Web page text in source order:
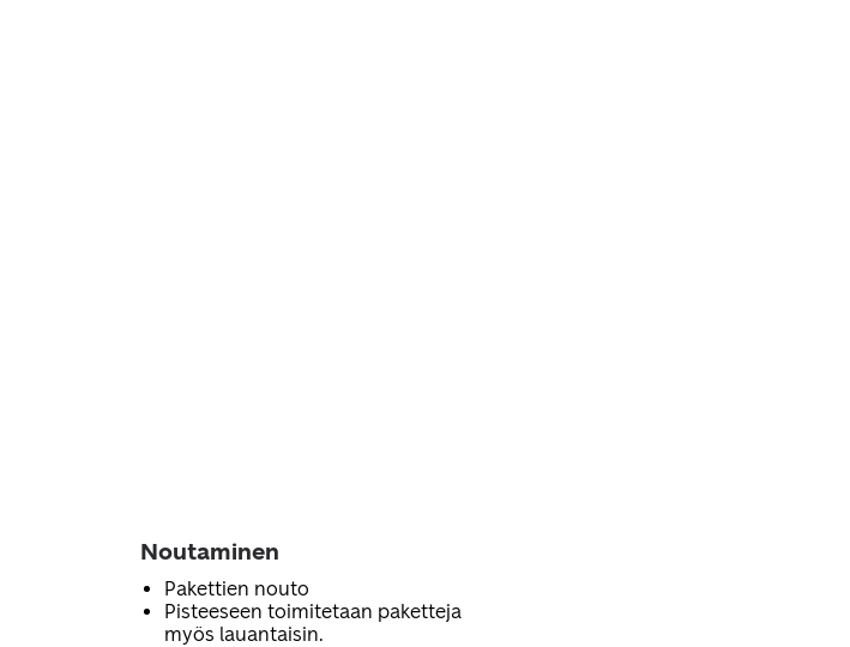
Noutaminen
Pakettien nouto
Pisteeseen toimitetaan paketteja
myös lauantaisin.